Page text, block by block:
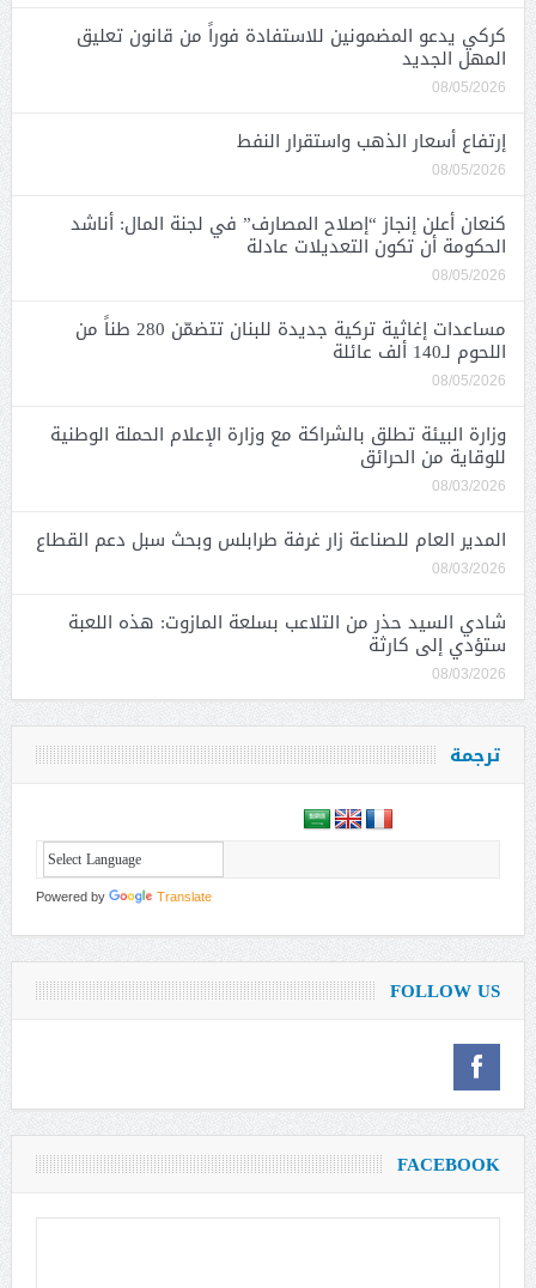
كركي يدعو المضمونين للاستفادة فوراً من قانون تعليق
المهل الجديد
08/05/2026
إرتفاع أسعار الذهب واستقرار النفط
08/05/2026
كنعان أعلن إنجاز “إصلاح المصارف” في لجنة المال: أناشد
الحكومة أن تكون التعديلات عادلة
08/05/2026
مساعدات إغاثية تركية جديدة للبنان تتضمّن 280 طناً من
اللحوم لـ140 ألف عائلة
08/05/2026
وزارة البيئة تطلق بالشراكة مع وزارة الإعلام الحملة الوطنية
للوقاية من الحرائق
08/03/2026
المدير العام للصناعة زار غرفة طرابلس وبحث سبل دعم القطاع
08/03/2026
شادي السيد حذر من التلاعب بسلعة المازوت: هذه اللعبة
ستؤدي إلى كارثة
08/03/2026
ترجمة
Powered by Translate
FOLLOW US
FACEBOOK